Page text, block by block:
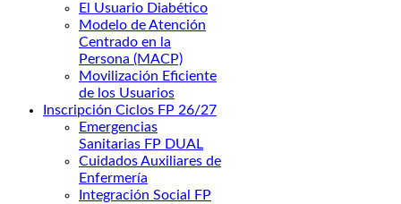
El Usuario Diabético
Modelo de Atención
Centrado en la
Persona (MACP)
Movilización Eficiente
de los Usuarios
Inscripción Ciclos FP 26/27
Emergencias
Sanitarias FP DUAL
Cuidados Auxiliares de
Enfermería
Integración Social FP